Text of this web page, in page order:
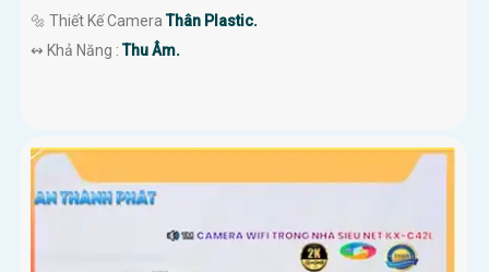
🔩 Thiết Kế CameraThân Plastic.
️↭ Khả Năng :Thu Âm.